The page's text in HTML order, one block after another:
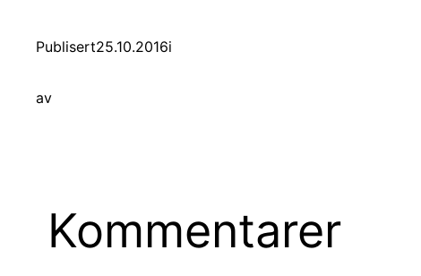
Publisert25.10.2016i
av
Kommentarer